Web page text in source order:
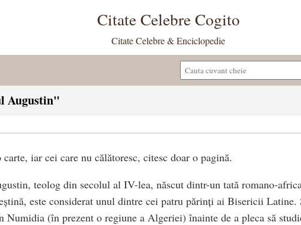
Citate Celebre Cogito
Citate Celebre & Enciclopedie
Augustin"
carte, iar cei care nu călătoresc, citesc doar o pagină.
teolog din secolul al IV-lea, născut dintr-un tată romano-
este considerat unul dintre cei patru părinți ai Bisericii Latine.
Numidia (în prezent o regiune a Algeriei) înainte de a pleca să